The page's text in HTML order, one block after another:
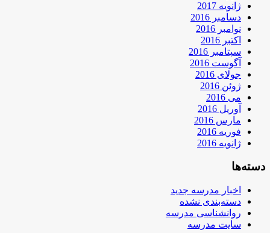
ژانویه 2017
دسامبر 2016
نوامبر 2016
اکتبر 2016
سپتامبر 2016
آگوست 2016
جولای 2016
ژوئن 2016
می 2016
آوریل 2016
مارس 2016
فوریه 2016
ژانویه 2016
دسته‌ها
اخبار مدرسه جدید
دسته‌بندی نشده
روانشناسی مدرسه
سایت مدرسه